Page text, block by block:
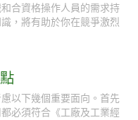
合資格操作人員的需求持
，將有助於你在競爭激烈
以下幾個重要面向。首先
必須符合《工廠及工業經